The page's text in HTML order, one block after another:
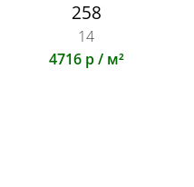
258
14
4716 р / м²